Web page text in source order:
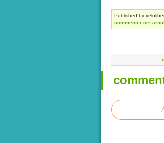
Published by
commenter cet